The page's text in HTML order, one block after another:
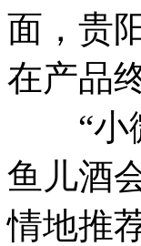
面，贵
在产品
“小微
鱼儿酒
情地推